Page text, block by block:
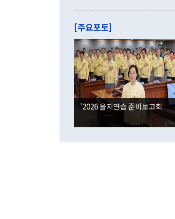
[주요포토]
'2026 을지연습 준비보고회